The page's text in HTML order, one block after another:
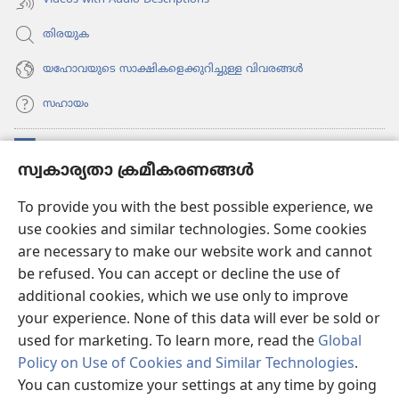
സ്വകാര്യതാ ക്രമീകരണങ്ങൾ
To provide you with the best possible experience, we
use cookies and similar technologies. Some cookies
are necessary to make our website work and cannot
be refused. You can accept or decline the use of
additional cookies, which we use only to improve
your experience. None of this data will ever be sold or
used for marketing. To learn more, read the Global
Policy on Use of Cookies and Similar Technologies.
You can customize your settings at any time by going
തിരയുക
യഹോവയുടെ സാക്ഷികളെക്കുറിച്ചുള്ള വിവരങ്ങൾ
സഹായം
പേജ്
വാച്ച്ടവര്‍ ഓണ്‍ലൈന്‍ ലൈബ്രറി
(പുതിയ
പേജ്
തുറക്കുക)JW ഹബ്ബ്
(പുതിയ
പേജ്
തുറക്കുക)JW ലൈ​ബ്ര​റി
വാച്ച്‌ടവർ ലൈ​ബ്രറി